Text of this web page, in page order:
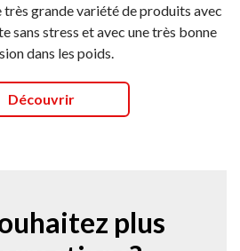
grande variété de produits avec
sans stress et avec une très bonne
dans les poids.
Découvrir
plus